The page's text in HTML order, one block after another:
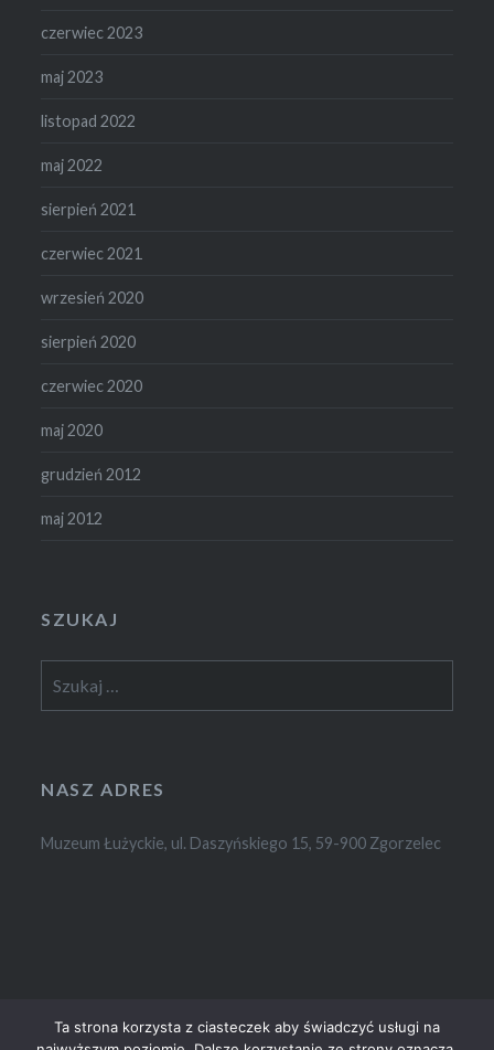
czerwiec 2023
maj 2023
listopad 2022
maj 2022
sierpień 2021
czerwiec 2021
wrzesień 2020
sierpień 2020
czerwiec 2020
maj 2020
grudzień 2012
maj 2012
SZUKAJ
NASZ ADRES
Muzeum Łużyckie, ul. Daszyńskiego 15, 59-900 Zgorzelec
Ta strona korzysta z ciasteczek aby świadczyć usługi na